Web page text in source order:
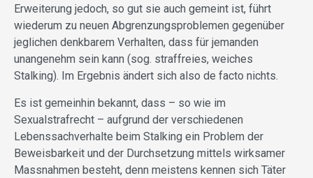
Erweiterung jedoch, so gut sie auch gemeint ist, führt
wiederum zu neuen Abgrenzungsproblemen gegenüber
jeglichen denkbarem Verhalten, dass für jemanden
unangenehm sein kann (sog. straffreies, weiches
Stalking). Im Ergebnis ändert sich also de facto nichts.
Es ist gemeinhin bekannt, dass – so wie im
Sexualstrafrecht – aufgrund der verschiedenen
Lebenssachverhalte beim Stalking ein Problem der
Beweisbarkeit und der Durchsetzung mittels wirksamer
Massnahmen besteht, denn meistens kennen sich Täter